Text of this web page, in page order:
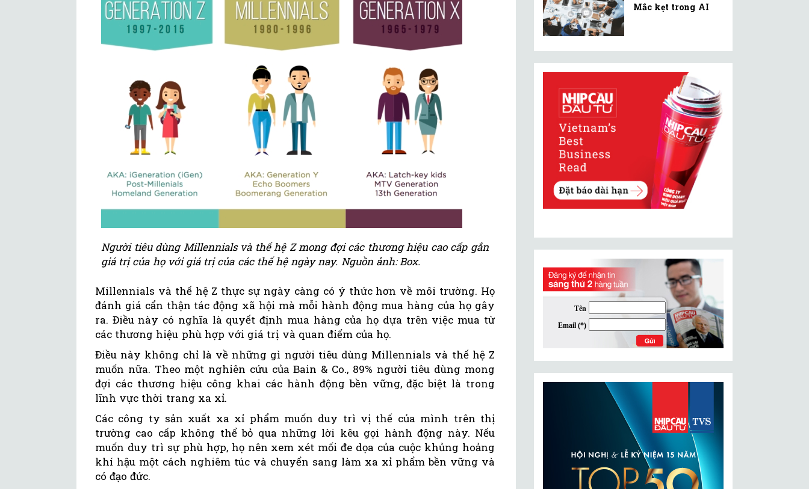
Người tiêu dùng Millennials và thế hệ Z mong đợi các thương hiệu cao cấp gắn
giá trị của họ với giá trị của các thế hệ ngày nay. Nguồn ảnh: Box.
Millennials và thế hệ Z thực sự ngày càng có ý thức hơn về môi trường. Họ
đánh giá cẩn thận tác động xã hội mà mỗi hành động mua hàng của họ gây
ra. Điều này có nghĩa là quyết định mua hàng của họ dựa trên việc mua từ
các thương hiệu phù hợp với giá trị và quan điểm của họ.
Điều này không chỉ là về những gì người tiêu dùng Millennials và thế hệ Z
muốn nữa. Theo một nghiên cứu của Bain & Co., 89% người tiêu dùng mong
đợi các thương hiệu công khai các hành động bền vững, đặc biệt là trong
lĩnh vực thời trang xa xỉ.
Các công ty sản xuất xa xỉ phẩm muốn duy trì vị thế của mình trên thị
trường cao cấp không thể bỏ qua những lời kêu gọi hành động này. Nếu
muốn duy trì sự phù hợp, họ nên xem xét mối đe dọa của cuộc khủng hoảng
khí hậu một cách nghiêm túc và chuyển sang làm xa xỉ phẩm bền vững và
có đạo đức.
Mắc kẹt trong AI